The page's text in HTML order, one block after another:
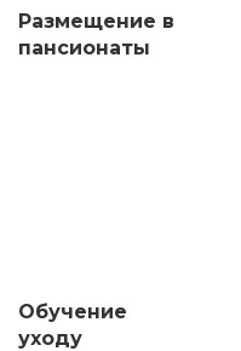
Размещение в
пансионаты
Обучение
уходу